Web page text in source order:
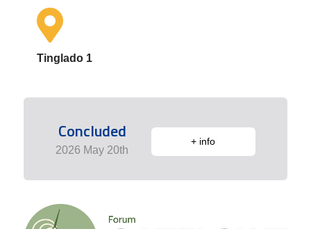
Tinglado 1
Concluded
2026 May 20th
+ info